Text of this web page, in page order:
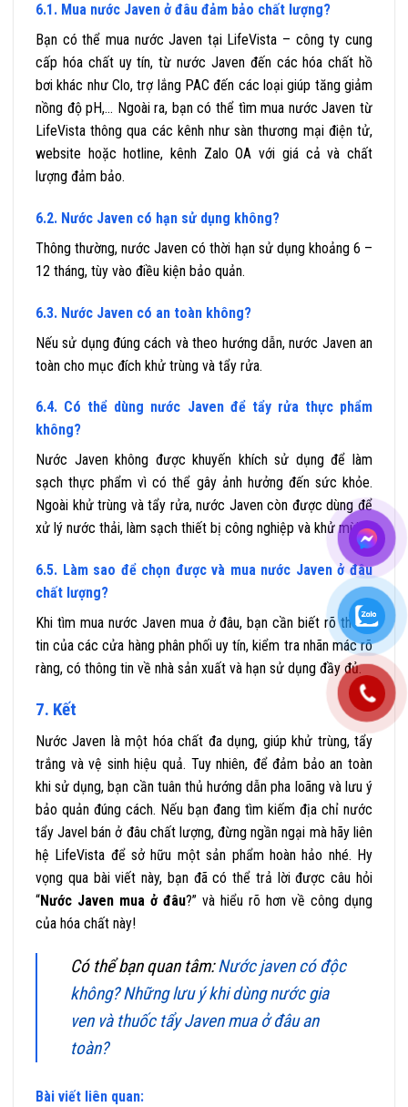
6.1. Mua nước Javen ở đâu đảm bảo chất lượng?
Bạn có thể mua nước Javen tại LifeVista – công ty cung
cấp hóa chất uy tín, từ nước Javen đến các hóa chất hồ
bơi khác như Clo, trợ lắng PAC đến các loại giúp tăng giảm
nồng độ pH,… Ngoài ra, bạn có thể tìm mua nước Javen từ
LifeVista thông qua các kênh như sàn thương mại điện tử,
website hoặc hotline, kênh Zalo OA với giá cả và chất
lượng đảm bảo.
6.2. Nước Javen có hạn sử dụng không?
Thông thường, nước Javen có thời hạn sử dụng khoảng 6 –
12 tháng, tùy vào điều kiện bảo quản.
6.3. Nước Javen có an toàn không?
Nếu sử dụng đúng cách và theo hướng dẫn, nước Javen an
toàn cho mục đích khử trùng và tẩy rửa.
6.4. Có thể dùng nước Javen để tẩy rửa thực phẩm
không?
Nước Javen không được khuyến khích sử dụng để làm
sạch thực phẩm vì có thể gây ảnh hưởng đến sức khỏe.
Ngoài khử trùng và tẩy rửa, nước Javen còn được dùng để
xử lý nước thải, làm sạch thiết bị công nghiệp và khử mùi.
6.5. Làm sao để chọn được và mua nước Javen ở đâu
chất lượng?
Khi tìm mua nước Javen mua ở đâu, bạn cần biết rõ thông
tin của các cửa hàng phân phối uy tín, kiểm tra nhãn mác rõ
ràng, có thông tin về nhà sản xuất và hạn sử dụng đầy đủ.
7. Kết
Nước Javen là một hóa chất đa dụng, giúp khử trùng, tẩy
trắng và vệ sinh hiệu quả. Tuy nhiên, để đảm bảo an toàn
khi sử dụng, bạn cần tuân thủ hướng dẫn pha loãng và lưu ý
bảo quản đúng cách. Nếu bạn đang tìm kiếm địa chỉ nước
tẩy Javel bán ở đâu chất lượng, đừng ngần ngại mà hãy liên
hệ LifeVista để sở hữu một sản phẩm hoàn hảo nhé. Hy
vọng qua bài viết này, bạn đã có thể trả lời được câu hỏi
“Nước Javen mua ở đâu?” và hiểu rõ hơn về công dụng
của hóa chất này!
Có thể bạn quan tâm:Nước javen có độc
không? Những lưu ý khi dùng nước gia
ven và thuốc tẩy Javen mua ở đâu an
toàn?
Bài viết liên quan: